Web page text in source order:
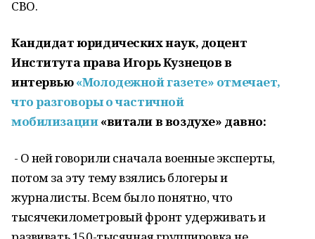
СВО.
Кандидат юридических наук, доцент
Института права Игорь Кузнецов в
интервью«Молодежной газете» отмечает,
что разговоры о частичной
мобилизации«витали в воздухе» давно:
- О ней говорили сначала военные эксперты,
потом за эту тему взялись блогеры и
журналисты. Всем было понятно, что
тысячекилометровый фронт удерживать и